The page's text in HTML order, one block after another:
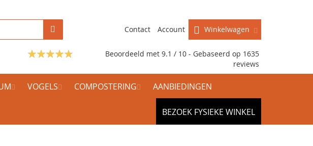
Winkelwagen
Contact Account
Beoordeeld met 9.1 / 10 - Gebaseerd op 1635
reviews
VOGELS COMPOSTERING AANBIEDINGEN
BEZOEK FYSIEKE WINKEL